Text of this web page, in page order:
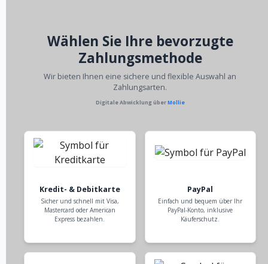
Wählen Sie Ihre bevorzugte
Zahlungsmethode
Wir bieten Ihnen eine sichere und flexible Auswahl an
Zahlungsarten.
Digitale Abwicklung überMollie
Kredit- & Debitkarte
Sicher und schnell mit Visa,
Mastercard oder American
Express bezahlen.
PayPal
Einfach und bequem über Ihr
PayPal-Konto, inklusive
Käuferschutz.